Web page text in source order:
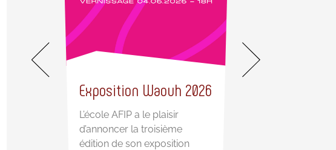
Exposition Waouh 2026
L’école AFIP a le plaisir
d’annoncer la troisième
édition de son exposition